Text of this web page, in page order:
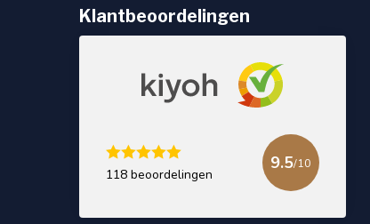
Klantbeoordelingen
118 beoordelingen
9.5/10